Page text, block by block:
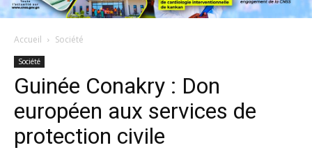
Accueil Société
Société
Guinée Conakry : Don
européen aux services de
protection civile